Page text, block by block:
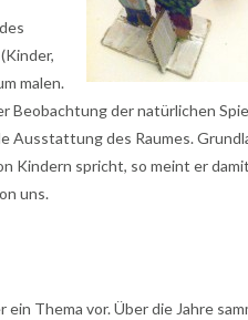
malen.
der natürlichen
Ausstattung des Raumes.
Kindern spricht, so meint er
uns.
Thema vor. Über die Jahre